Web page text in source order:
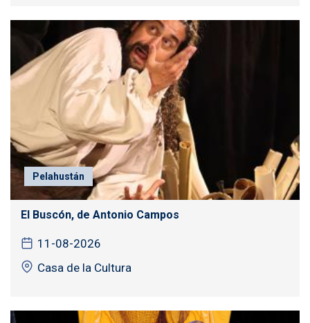
Pelahustán
El Buscón, de Antonio Campos
11-08-2026
Casa de la Cultura